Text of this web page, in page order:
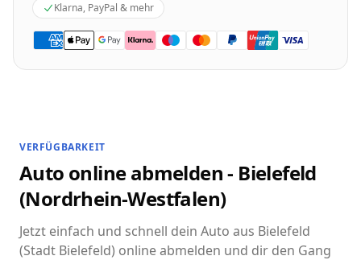
Klarna, PayPal & mehr
VERFÜGBARKEIT
Auto online abmelden - Bielefeld
(Nordrhein-Westfalen)
Jetzt einfach und schnell dein Auto aus Bielefeld
(Stadt Bielefeld) online abmelden und dir den Gang